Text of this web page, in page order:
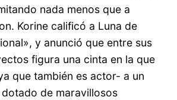
nada menos que a
Korine calificó a Luna de
y anunció que entre sus
figura una cinta en la que
que también es actor- a un
de maravillosos